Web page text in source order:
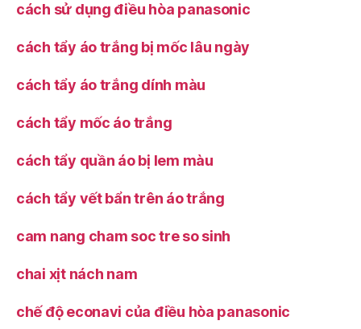
cách sử dụng điều hòa panasonic
cách tẩy áo trắng bị mốc lâu ngày
cách tẩy áo trắng dính màu
cách tẩy mốc áo trắng
cách tẩy quần áo bị lem màu
cách tẩy vết bẩn trên áo trắng
cam nang cham soc tre so sinh
chai xịt nách nam
chế độ econavi của điều hòa panasonic